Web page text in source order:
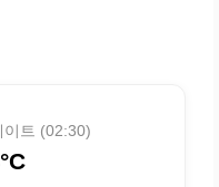
이트 (02:30)